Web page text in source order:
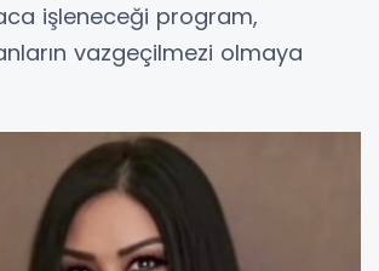
işleneceği program,
vazgeçilmezi olmaya